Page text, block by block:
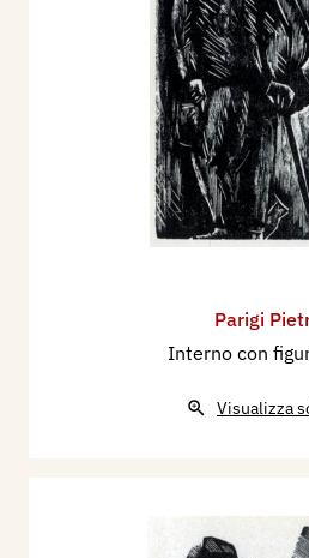
Parigi
Interno con
Visualizza